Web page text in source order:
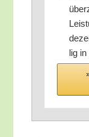
lig